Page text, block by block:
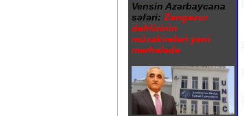
Vensin Azərbaycana
səfəri: Zəngəzur
dəhlizinin
müzakirələri yeni
mərhələdə